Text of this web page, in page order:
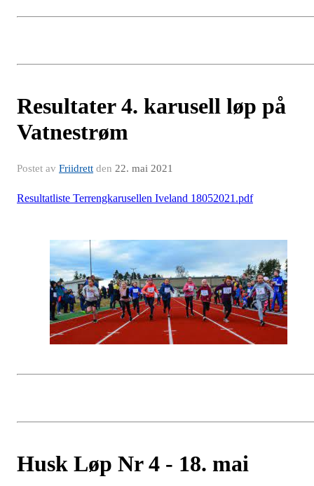
Resultater 4. karusell løp på
Vatnestrøm
Postet av Friidrett den 22. mai 2021
Resultatliste Terrengkarusellen Iveland 18052021.pdf
Husk Løp Nr 4 - 18. mai